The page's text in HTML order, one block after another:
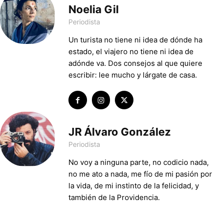
Noelia Gil
Periodista
Un turista no tiene ni idea de dónde ha
estado, el viajero no tiene ni idea de
adónde va. Dos consejos al que quiere
escribir: lee mucho y lárgate de casa.
JR Álvaro González
Periodista
No voy a ninguna parte, no codicio nada,
no me ato a nada, me fío de mi pasión por
la vida, de mi instinto de la felicidad, y
también de la Providencia.